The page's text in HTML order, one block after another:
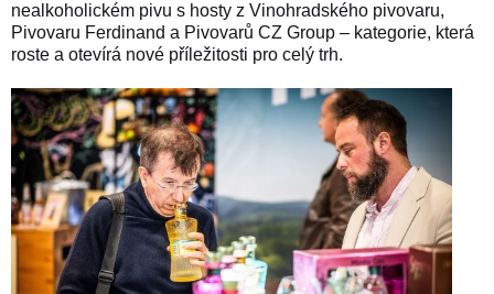
nealkoholickém pivu s hosty z Vinohradského pivovaru,
Pivovaru Ferdinand a Pivovarů CZ Group – kategorie, která
roste a otevírá nové příležitosti pro celý trh.